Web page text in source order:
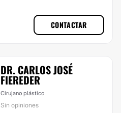
CONTACTAR
DR. CARLOS JOSÉ
FIEREDER
Cirujano plástico
Sin opiniones